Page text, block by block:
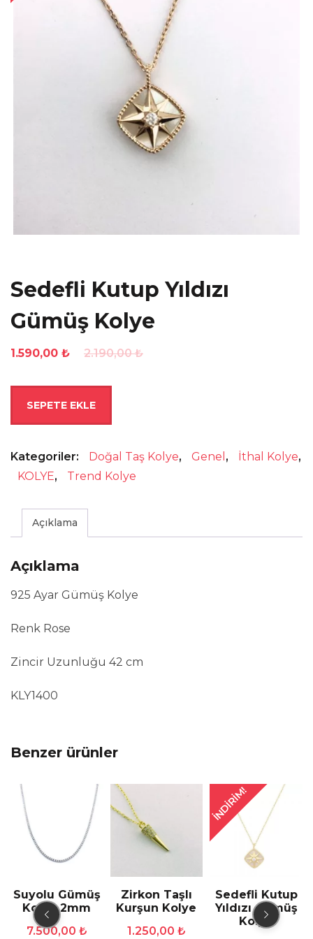
Sedefli Kutup Yıldızı
Gümüş Kolye
2.190,00₺
Orijinal
2.190,00 ₺.
1.590,00 ₺
Şu
fiyat:
1.590,00 ₺.
Gümüş
Kolye
SEPETE EKLE
Kategoriler: Doğal Taş Kolye, Genel , İthal Kolye,
KOLYE, Trend Kolye
Açıklama
Açıklama
925 Ayar Gümüş Kolye
Renk Rose
Zincir Uzunluğu 42 cm
KLY1400
Benzer ürünler
Suyolu Gümüş
Kolye 2mm
7.500,00 ₺
Zirkon Taşlı
Kurşun Kolye
1.250,00 ₺
İNDIRIM!
Sedefli Kutup
Yıldızı Gümüş
Kolye